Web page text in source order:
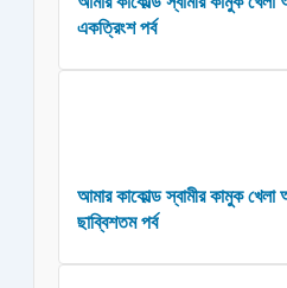
একত্রিংশ পর্ব
আমার কাকোল্ড স্বামীর কামুক
ছাব্বিশতম পর্ব